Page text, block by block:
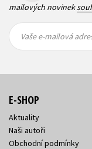
mailových novinek
mailová
mailová
Vaše e-mailová
E-SHOP
Aktuality
Naši autoři
Obchodní podmínky